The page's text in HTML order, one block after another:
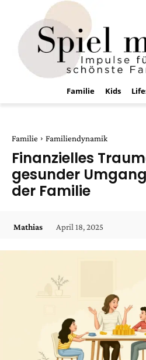
Familie Kids
Familie Familiendynamik
Finanzielles
gesunder
der Familie
Mathias April 18, 2025